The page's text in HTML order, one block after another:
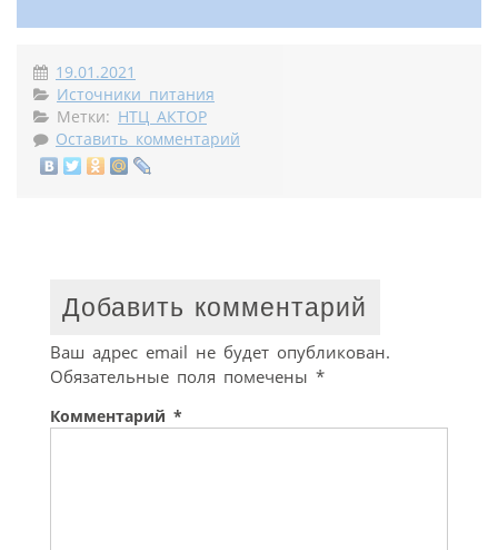
19.01.2021
Источники питания
Метки: НТЦ АКТОР
Оставить комментарий
Добавить комментарий
Ваш адрес email не будет опубликован.
Обязательные поля помечены *
Комментарий *